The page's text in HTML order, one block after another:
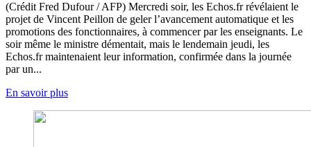
(Crédit Fred Dufour / AFP) Mercredi soir, les Echos.fr révélaient le
projet de Vincent Peillon de geler l’avancement automatique et les
promotions des fonctionnaires, à commencer par les enseignants. Le
soir même le ministre démentait, mais le lendemain jeudi, les
Echos.fr maintenaient leur information, confirmée dans la journée
par un...
En savoir plus